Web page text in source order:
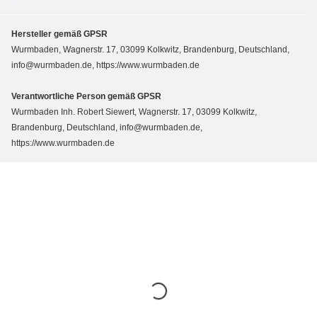
Hersteller gemäß GPSR
Wurmbaden, Wagnerstr. 17, 03099 Kolkwitz, Brandenburg, Deutschland,
info@wurmbaden.de, https://www.wurmbaden.de
Verantwortliche Person gemäß GPSR
Wurmbaden Inh. Robert Siewert, Wagnerstr. 17, 03099 Kolkwitz,
Brandenburg, Deutschland, info@wurmbaden.de,
https://www.wurmbaden.de